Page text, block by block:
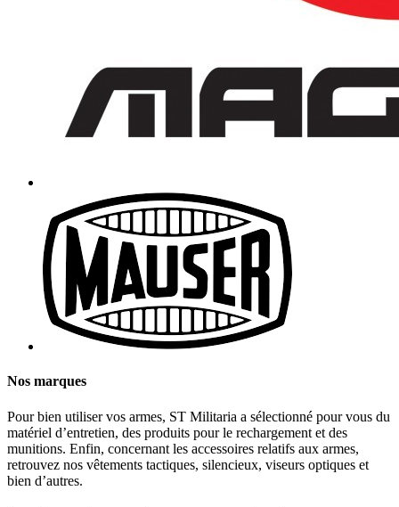
Nos marques
Pour bien utiliser vos armes, ST Militaria a sélectionné pour vous du
matériel d’entretien, des produits pour le rechargement et des
munitions. Enfin, concernant les accessoires relatifs aux armes,
retrouvez nos vêtements tactiques, silencieux, viseurs optiques et
bien d’autres.